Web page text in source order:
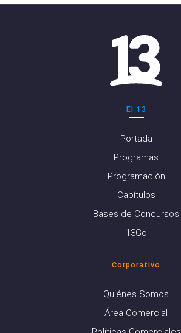
El 13
Portada
Programas
Programación
Capítulos
Bases de Concursos
13Go
Corporativo
Quiénes Somos
Área Comercial